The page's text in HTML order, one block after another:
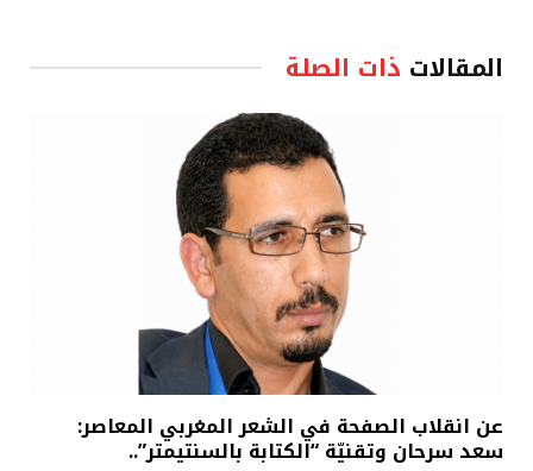
المقالات ذات الصلة
عن انقلاب الصفحة في الشعر المغربي المعاصر:
سعد سرحان وتقنيّة “الكتابة بالسنتيمتر”..